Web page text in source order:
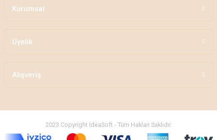
Kurumsal
Üyelik
Alışveriş
2023 Copyright IdeaSoft - Tüm Hakları Saklıdır.